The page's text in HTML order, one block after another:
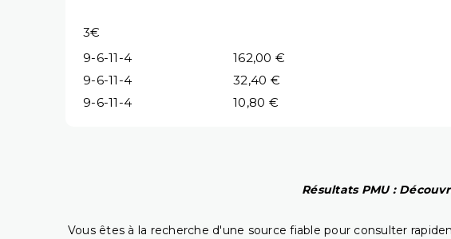
3€
9-6-11-4
162,00 €
9-6-11-4
32,40 €
9-6-11-4
10,80 €
Résultats PMU :
Vous êtes à la recherche d'une source fiable pour consulter